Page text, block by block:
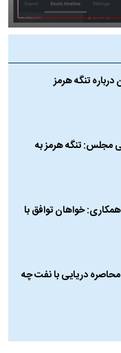
درباره تنگه هرمز
مجلس: تنگه هرمز به
خواهان توافق با
دریایی با نفت چه